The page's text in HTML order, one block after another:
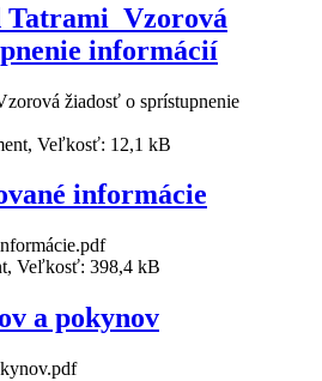
Tatrami_Vzorová
informácií
žiadosť o sprístupnenie
Veľkosť: 12,1 kB
informácie
Veľkosť: 398,4 kB
a pokynov